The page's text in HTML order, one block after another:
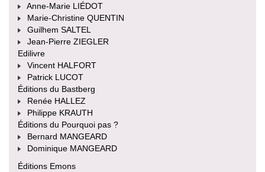
Anne-Marie LIÉDOT
Marie-Christine QUENTIN
Guilhem SALTEL
Jean-Pierre ZIEGLER
Edilivre
Vincent HALFORT
Patrick LUCOT
Éditions du Bastberg
Renée HALLEZ
Philippe KRAUTH
Éditions du Pourquoi pas ?
Bernard MANGEARD
Dominique MANGEARD
Éditions Emons